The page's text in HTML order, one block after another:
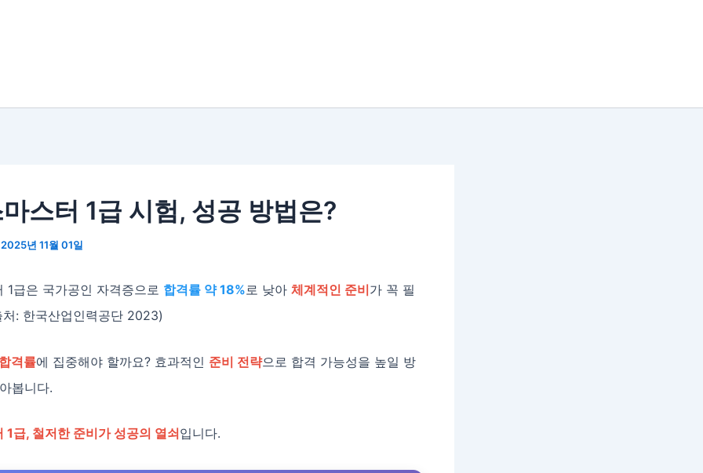
스터 1급 시험, 성공 방법은?
2025년 11월 01일
1급은 국가공인 자격증으로 합격률 약 18%로 낮아 체계적인 준비가 꼭 필
: 한국산업인력공단 2023)
격률에 집중해야 할까요? 효과적인 준비 전략으로 합격 가능성을 높일 방
봅니다.
1급, 철저한 준비가 성공의 열쇠입니다.